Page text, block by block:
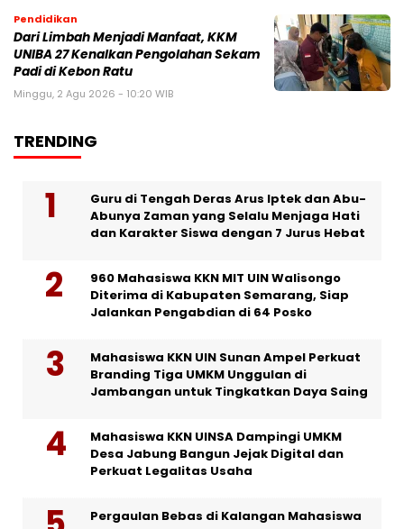
Pendidikan
Dari Limbah Menjadi Manfaat, KKM
UNIBA 27 Kenalkan Pengolahan Sekam
Padi di Kebon Ratu
Minggu, 2 Agu 2026 - 10:20 WIB
TRENDING
Guru di Tengah Deras Arus Iptek dan Abu-
Abunya Zaman yang Selalu Menjaga Hati
dan Karakter Siswa dengan 7 Jurus Hebat
960 Mahasiswa KKN MIT UIN Walisongo
Diterima di Kabupaten Semarang, Siap
Jalankan Pengabdian di 64 Posko
Mahasiswa KKN UIN Sunan Ampel Perkuat
Branding Tiga UMKM Unggulan di
Jambangan untuk Tingkatkan Daya Saing
Mahasiswa KKN UINSA Dampingi UMKM
Desa Jabung Bangun Jejak Digital dan
Perkuat Legalitas Usaha
Pergaulan Bebas di Kalangan Mahasiswa